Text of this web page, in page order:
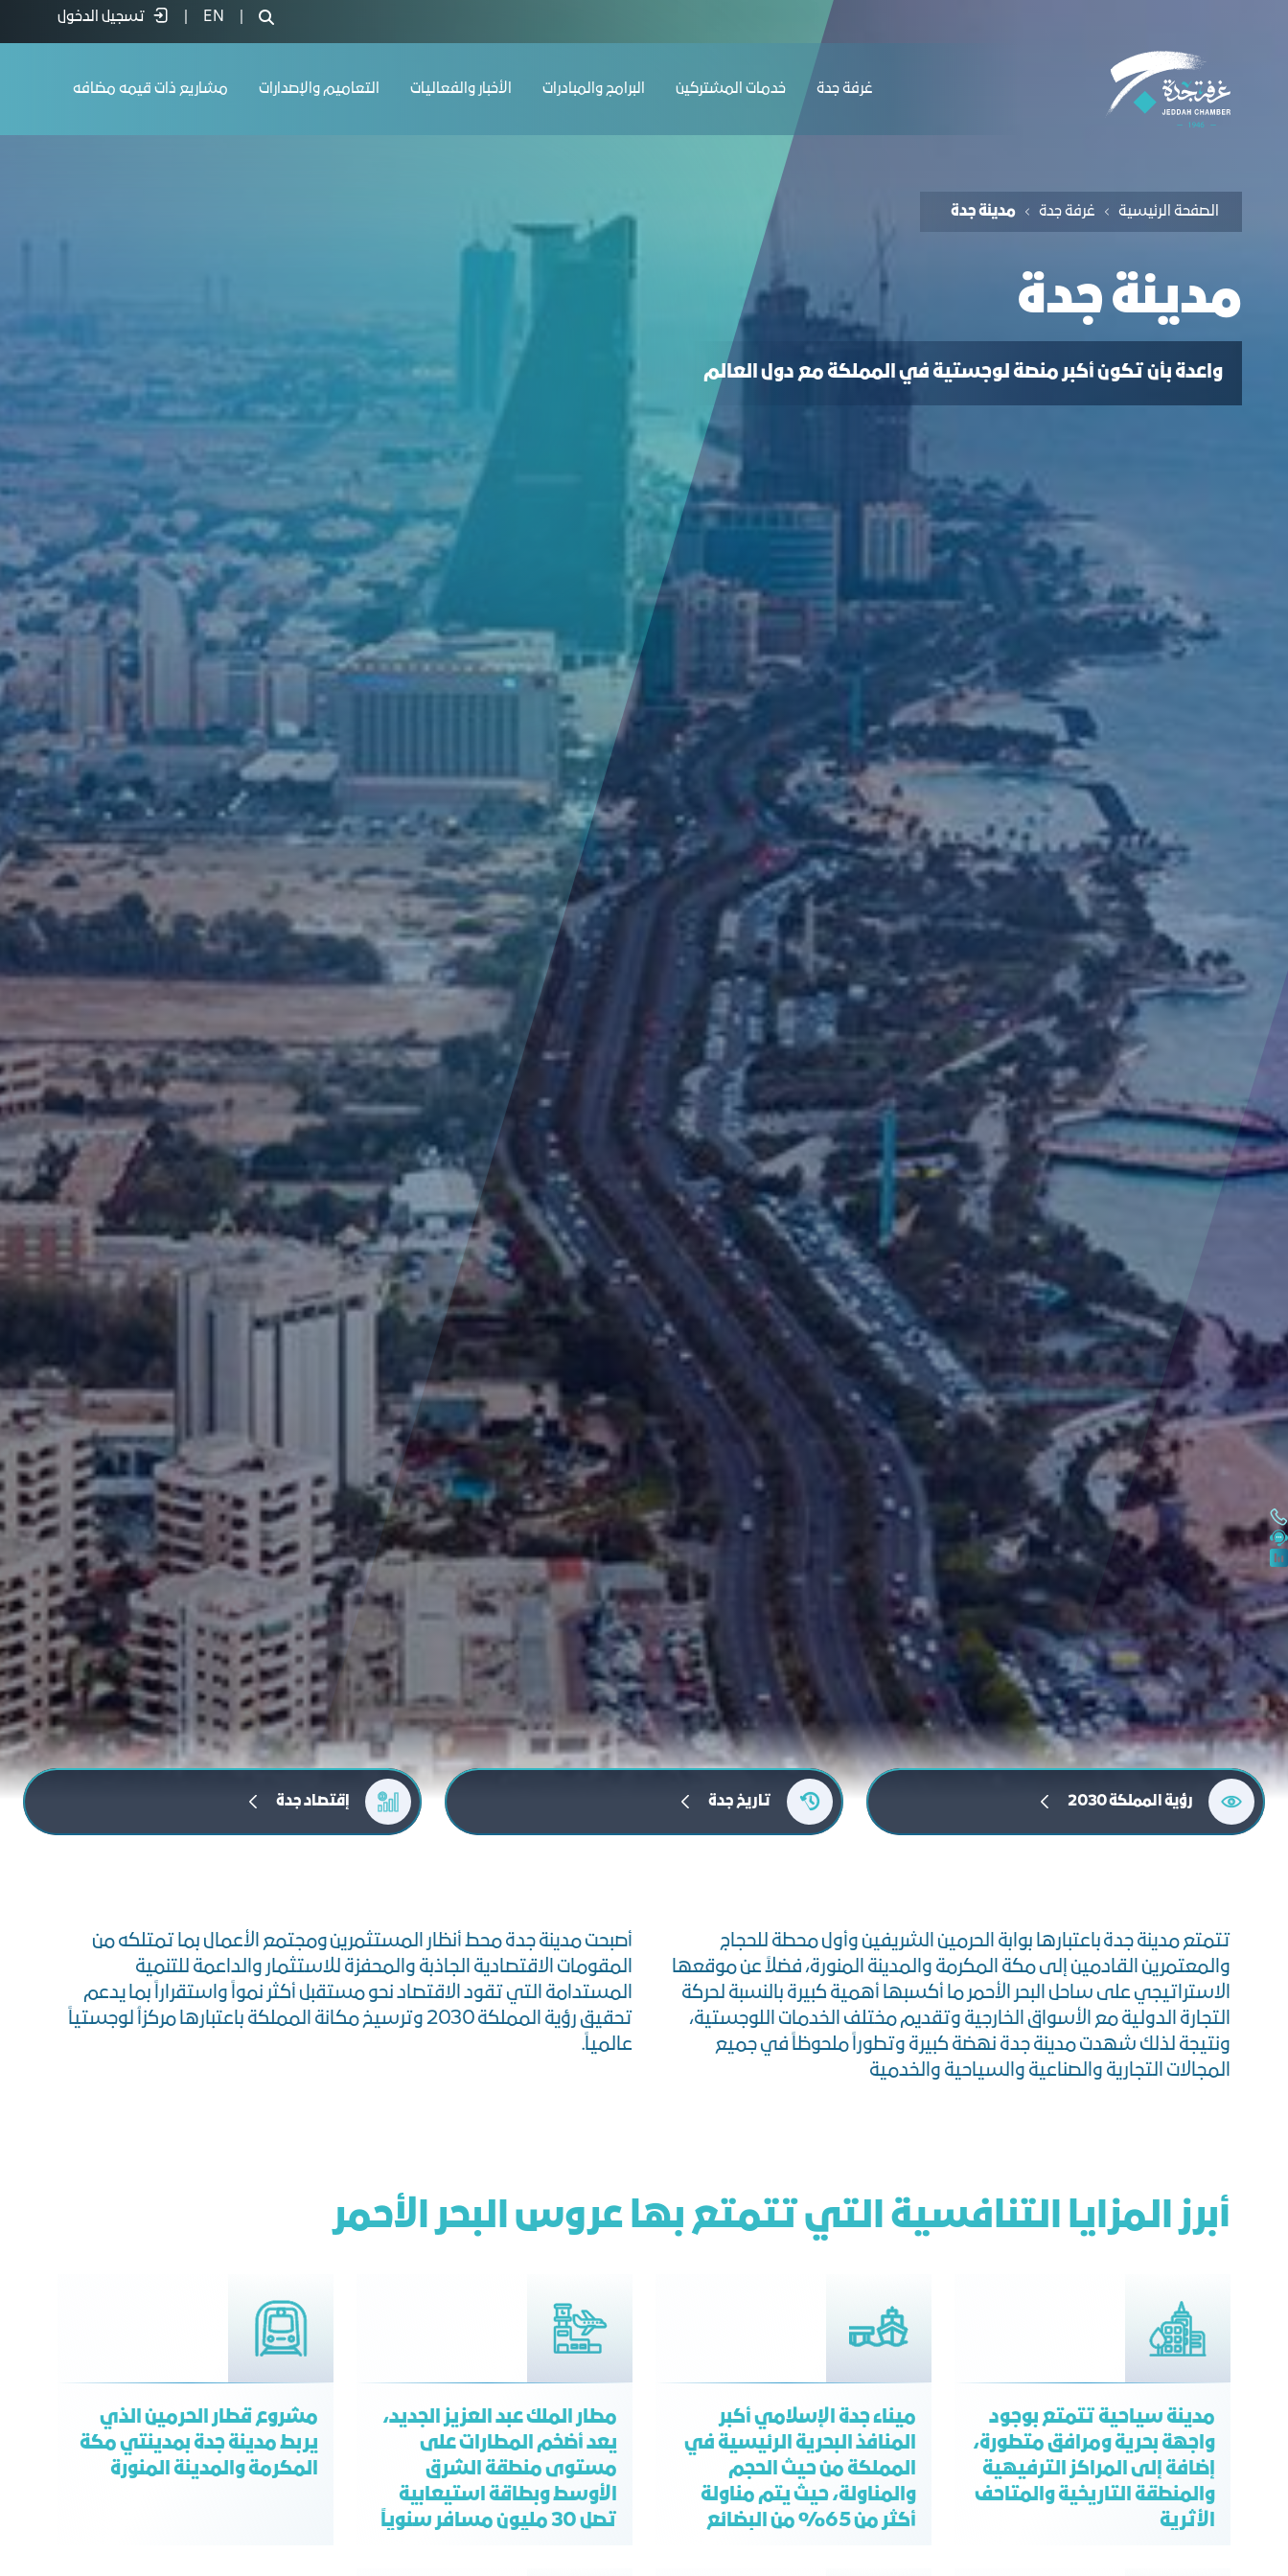
EN تسجيل الدخول
ﻏﺮﻓﺔ ﺟﺪة ﺧﺪﻣﺎت المشتركين البرامج والمبادرات الأخبار والفعاليات التعاميم والإصدارات مشاريع ذات قيمه مضافه
الصفحة الرئيسية غرفة جدة ﻣﺪﻳﻨﺔ ﺟﺪة
ﻣﺪﻳﻨﺔ ﺟﺪة
واعدة بأن تكون أكبر منصة لوجستية في المملكة مع دول العالم
رؤﻳﺔ اﻟﻤﻤﻠﻜﺔ 2030 ﺗﺎرﻳﺦ ﺟﺪة إﻗﺘﺼﺎد ﺟﺪة
تتمتع مدينة جدة باعتبارها بوابة الحرمين الشريفين وأول محطة للحجاج
والمعتمرين القادمين إلى مكة المكرمة والمدينة المنورة، فضلاً عن موقعها
الاستراتيجي على ساحل البحر الأحمر ما أكسبها أهمية كبيرة بالنسبة لحركة
التجارة الدولية مع الأسواق الخارجية وتقديم مختلف الخدمات اللوجستية،
ونتيجة لذلك شهدت مدينة جدة نهضة كبيرة وتطوراً ملحوظاً في جميع
المجالات التجارية والصناعية والسياحية والخدمية
أصبحت مدينة جدة محط أنظار المستثمرين ومجتمع الأعمال بما تمتلكه من
المقومات الاقتصادية الجاذبة والمحفزة للاستثمار والداعمة للتنمية
المستدامة التي تقود الاقتصاد نحو مستقبل أكثر نمواً واستقراراً بما يدعم
تحقيق رؤية المملكة 2030 وترسيخ مكانة المملكة باعتبارها مركزاُ لوجستياً
عالمياً.
أبرز المزايا التنافسية التي تتمتع بها عروس البحر الأحمر
مدينة سياحية تتمتع بوجود
واجهة بحرية ومرافق متطورة،
إضافة إلى المراكز الترفيهية
والمنطقة التاريخية والمتاحف
الأثرية
ميناء جدة الإسلامي أكبر
المنافذ البحرية الرئيسية في
المملكة من حيث الحجم
والمناولة، حيث يتم مناولة
أكثر من 65% من البضائع
مطار الملك عبد العزيز الجديد،
يعد أضخم المطارات على
مستوى منطقة الشرق
الأوسط وبطاقة استيعابية
تصل 30 مليون مسافر سنوياً
مشروع قطار الحرمين الذي
يربط مدينة جدة بمدينتي مكة
المكرمة والمدينة المنورة